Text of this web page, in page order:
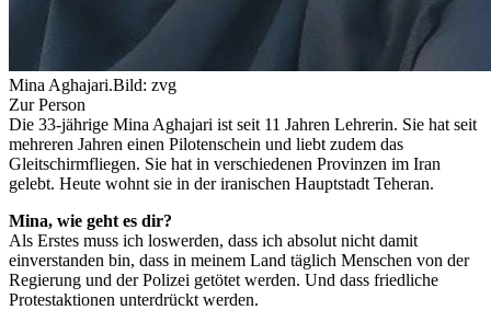
Mina Aghajari.Bild: zvg
Zur Person
Die 33-jährige Mina Aghajari ist seit 11 Jahren Lehrerin. Sie hat seit
mehreren Jahren einen Pilotenschein und liebt zudem das
Gleitschirmfliegen. Sie hat in verschiedenen Provinzen im Iran
gelebt. Heute wohnt sie in der iranischen Hauptstadt Teheran.
Mina, wie geht es dir?
Als Erstes muss ich loswerden, dass ich absolut nicht damit
einverstanden bin, dass in meinem Land täglich Menschen von der
Regierung und der Polizei getötet werden. Und dass friedliche
Protestaktionen unterdrückt werden.